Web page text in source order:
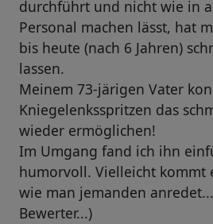
durchführt und nicht wie in
Personal machen lässt, hat
bis heute (nach 6 Jahren)
lassen.
Meinem 73-järigen Vater
Kniegelenksspritzen das
wieder ermöglichen!
Im Umgang fand ich ihn
humorvoll. Vielleicht kommt
wie man jemanden
Bewerter...)